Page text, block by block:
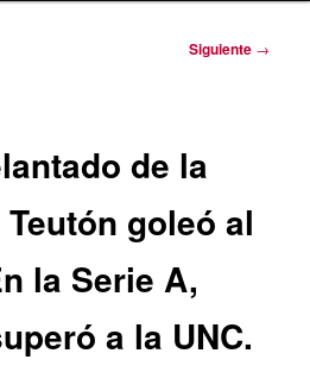
Siguiente →
de la
goleó al
la Serie A,
a la UNC.